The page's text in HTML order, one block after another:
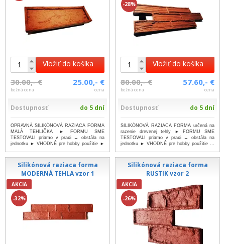
Vložiť do košíka
30.00,- €
bežná cena
25.00,- €
cena
Dostupnosť do 5 dní
OPRAVNÁ SILIKÓNOVÁ RAZIACA FORMA
MALÁ TEHLIČKA ► FORMU SME
TESTOVALI priamo v praxi → obstála na
jednotku ► VHODNÉ pre hobby použitie ►
-28%
Vložiť do košíka
80.00,- €
bežná cena
57.60,- €
cena
Dostupnosť do 5 dní
SILIKÓNOVÁ RAZIACA FORMA určená na
razenie drevenej tehly ► FORMU SME
TESTOVALI priamo v praxi → obstála na
jednotku ► VHODNÉ pre hobby použitie ...
Silikónová raziaca forma
MODERNÁ TEHLA vzor 1
AKCIA
-32%
Silikónová raziaca forma
RUSTIK vzor 2
AKCIA
-26%